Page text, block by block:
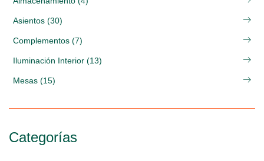
Asientos (30)
Complementos (7)
Iluminación Interior (13)
Mesas (15)
Categorías